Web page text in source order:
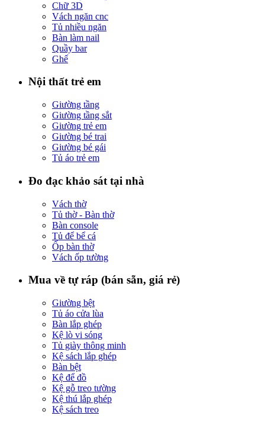
Chữ 3D
Vách ngăn cnc
Tủ nhiều ngăn
Bàn làm nail
Quầy bar
Ghế
Nội thất trẻ em
Giường tầng
Giường tầng sắt
Giường trẻ em
Giường bé trai
Giường bé gái
Tủ áo trẻ em
Đo đạc khảo sát tại nhà
Vách thờ
Tủ thờ - Bàn thờ
Bàn console
Tủ để bể cá
Ốp bàn thờ
Vách ốp tường
Mua về tự ráp (bán sẵn, giá rẻ)
Giường bệt
Tủ áo cửa lùa
Bàn lắp ghép
Kệ lò vi sóng
Tủ giày thông minh
Kệ sách lắp ghép
Bàn bệt
Kệ để đồ
Kệ gỗ treo tường
Kệ thú lắp ghép
Kệ sách treo